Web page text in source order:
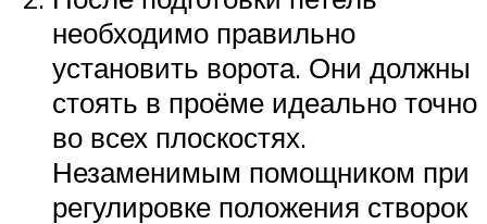
необходимо правильно
установить ворота. Они должны
стоять в проёме идеально точно
во всех плоскостях.
Незаменимым помощником при
регулировке положения створок